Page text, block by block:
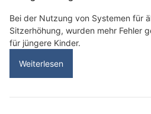
Bei der Nutzung von Systemen für
Sitzerhöhung, wurden mehr Fehler
für jüngere Kinder.
Weiterlesen